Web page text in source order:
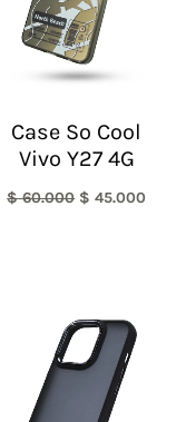
Case So Cool
Vivo Y27 4G
$60.000 $ 45.000